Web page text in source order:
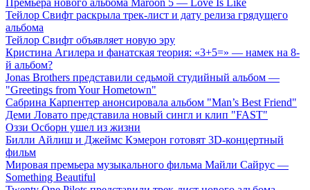
Премьера нового альбома Maroon 5 — Love Is Like
Тейлор Свифт раскрыла трек-лист и дату релиза грядущего
альбома
Тейлор Свифт объявляет новую эру
Кристина Агилера и фанатская теория: «3+5=» — намек на 8-
й альбом?
Jonas Brothers представили седьмой студийный альбом —
"Greetings from Your Hometown"
Сабрина Карпентер анонсировала альбом "Man’s Best Friend"
Деми Ловато представила новый сингл и клип "FAST"
Оззи Осборн ушел из жизни
Билли Айлиш и Джеймс Кэмерон готовят 3D-концертный
фильм
Мировая премьера музыкального фильма Майли Сайрус —
Something Beautiful